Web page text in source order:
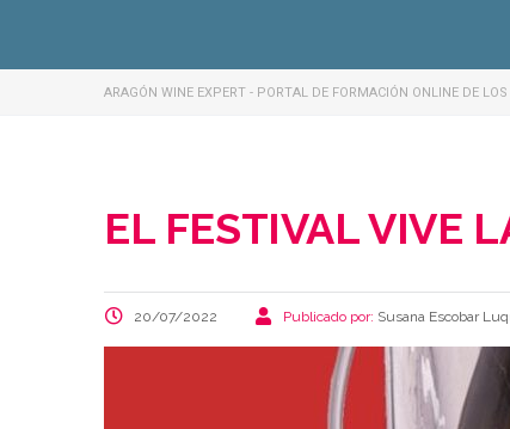
ARAGÓN WINE EXPERT - PORTAL DE FORMACIÓN ONLINE DE
EL FESTIVAL VIVE
20/07/2022 Publicado por: Susana Escobar